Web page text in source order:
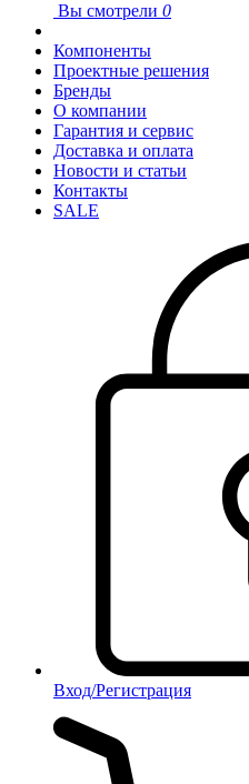
Вы смотрели 0
Компоненты
Проектные решения
Бренды
О компании
Гарантия и сервис
Доставка и оплата
Новости и статьи
Контакты
SALE
Вход/Регистрация